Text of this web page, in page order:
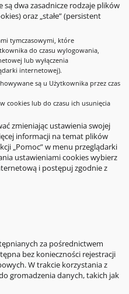
są dwa zasadnicze rodzaje plików
oraz „stałe” (persistent
tymczasowymi, które
do czasu wylogowania,
lub wyłączenia
internetowej).
są u Użytkownika przez czas
lub do czasu ich usunięcia
zmieniając ustawienia swojej
informacji na temat plików
„Pomoc” w menu przeglądarki
ustawieniami cookies wybierz
i postępuj zgodnie z
za pośrednictwem
bez konieczności rejestracji
W trakcie korzystania z
gromadzenia danych, takich jak